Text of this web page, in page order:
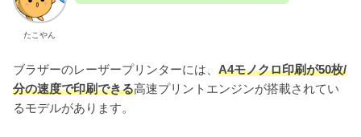
たこやん
ブラザーのレーザープリンターには、 A4モノクロ印刷が50枚/
分の速度で印刷できる高速プリントエンジンが搭載されてい
るモデルがあります。